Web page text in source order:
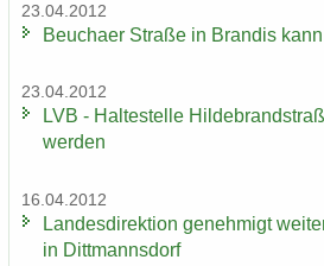
23.04.2012
Beu­cha­er Stra­ße in Bran­dis
23.04.2012
LVB - Hal­te­stel­le
wer­den
16.04.2012
Lan­des­di­rek­ti­on ge­neh­migt
in Ditt­manns­dorf